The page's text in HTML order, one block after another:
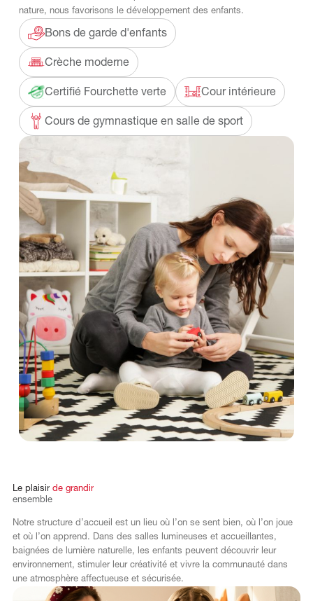
nature, nous favorisons le développement des enfants.
Bons de garde d'enfants
Crèche moderne
Certifié Fourchette verte Cour intérieure
Cours de gymnastique en salle de sport
Le plaisir de grandir
ensemble
Notre structure d’accueil est un lieu où l’on se sent bien, où l’on joue
et où l’on apprend. Dans des salles lumineuses et accueillantes,
baignées de lumière naturelle, les enfants peuvent découvrir leur
environnement, stimuler leur créativité et vivre la communauté dans
une atmosphère affectueuse et sécurisée.